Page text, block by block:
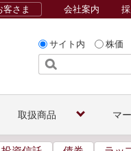
サイト内 株価
客さま 会社案内
取扱商品 マ